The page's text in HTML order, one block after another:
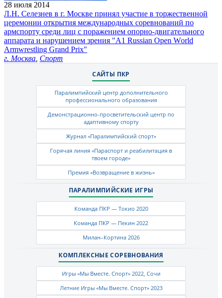
28 июля 2014
Л.Н. Селезнев в г. Москве принял участие в торжественной
церемонии открытия международных соревнований по
армспорту среди лиц с поражением опорно-двигательного
аппарата и нарушением зрения "А1 Russian Open Wоrld
Armwrestling Grand Prix"
г. Москва Спорт
САЙТЫ ПКР
Паралимпийский центр дополнительного
профессионального образования
Демонстрационно-просветительский центр по
адаптивному спорту
Журнал «Паралимпийский спорт»
Горячая линия «Параспорт и реабилитация в
твоем городе»
Премия «Возвращение в жизнь»
ПАРАЛИМПИЙСКИЕ ИГРЫ
Команда ПКР — Токио 2020
Команда ПКР — Пекин 2022
Милан–Кортина 2026
КОМПЛЕКСНЫЕ СОРЕВНОВАНИЯ
Игры «Мы Вместе. Спорт» 2022, Сочи
Летние Игры «Мы Вместе. Спорт» 2023